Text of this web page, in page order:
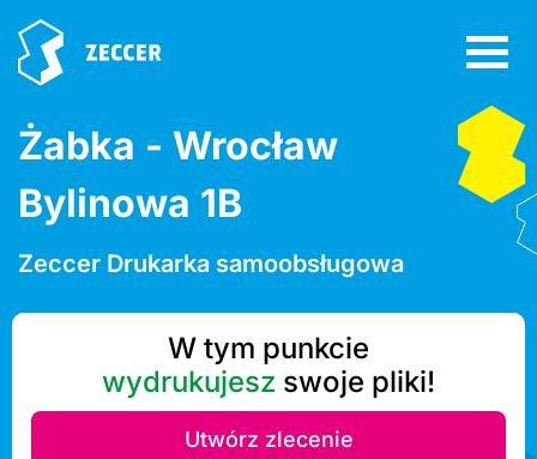
Żabka - Wrocław
Bylinowa 1B
Zeccer Drukarka samoobsługowa
W tym punkcie
wydrukujesz swoje pliki!
Utwórz zlecenie